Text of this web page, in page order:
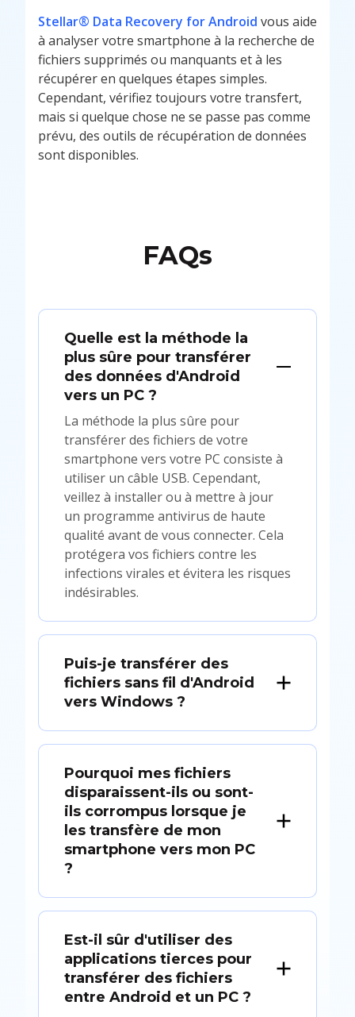
Stellar® Data Recovery for Android vous aide
à analyser votre smartphone à la recherche de
fichiers supprimés ou manquants et à les
récupérer en quelques étapes simples.
Cependant, vérifiez toujours votre transfert,
mais si quelque chose ne se passe pas comme
prévu, des outils de récupération de données
sont disponibles.
FAQs
Quelle est la méthode la
plus sûre pour transférer
des données d'Android
vers un PC ?
La méthode la plus sûre pour
transférer des fichiers de votre
smartphone vers votre PC consiste à
utiliser un câble USB. Cependant,
veillez à installer ou à mettre à jour
un programme antivirus de haute
qualité avant de vous connecter. Cela
protégera vos fichiers contre les
infections virales et évitera les risques
indésirables.
Puis-je transférer des
fichiers sans fil d'Android
vers Windows ?
Pourquoi mes fichiers
disparaissent-ils ou sont-
ils corrompus lorsque je
les transfère de mon
smartphone vers mon PC
?
Est-il sûr d'utiliser des
applications tierces pour
transférer des fichiers
entre Android et un PC ?